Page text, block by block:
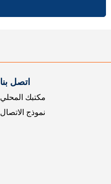
اتصل بنا
مكتبك المحلي
نموذج الاتصال